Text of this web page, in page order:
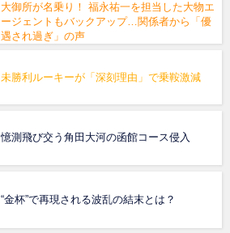
大御所が名乗り！ 福永祐一を担当した大物エ
ージェントもバックアップ…関係者から「優
遇され過ぎ」の声
未勝利ルーキーが「深刻理由」で乗鞍激減
憶測飛び交う角田大河の函館コース侵入
“金杯”で再現される波乱の結末とは？